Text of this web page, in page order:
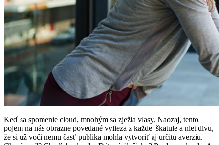
Keď sa spomenie cloud, mnohým sa zježia vlasy. Naozaj, tento
pojem na nás obrazne povedané vylieza z každej škatule a niet divu,
že si už voči nemu časť publika mohla vytvoriť aj určitú averziu.